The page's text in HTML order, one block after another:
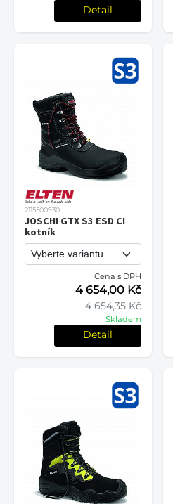
Detail
2115500930
JOSCHI GTX S3 ESD CI
kotník
Cena s DPH
4 654,35 Kč
4 654,00 Kč
Skladem
Detail